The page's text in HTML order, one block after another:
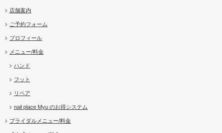
店舗案内
ご予約フォーム
プロフィール
メニュー/料金
ハンド
フット
リペア
nail place Myu のお得システム
ブライダルメニュー/料金